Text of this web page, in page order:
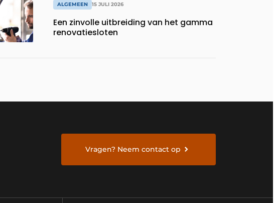
ALGEMEEN 15 JULI 2026
Een zinvolle uitbreiding van het gamma
renovatiesloten
Vragen? Neem contact op